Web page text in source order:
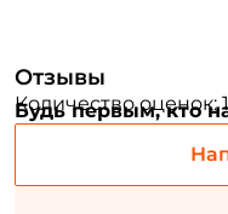
Отзывы
Количество оценок: 1
Будь первым, кто
Заполняя данную
персональных данных